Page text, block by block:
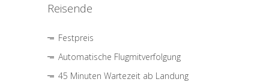
Reisende
Festpreis
Automatische Flugmitverfolgung
45 Minuten Wartezeit ab Landung